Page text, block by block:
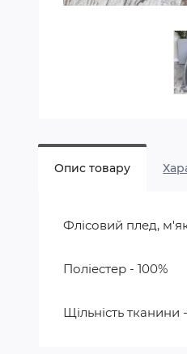
Опис товару
Флісовий плед,
Поліестер - 100%
Щільність тканини